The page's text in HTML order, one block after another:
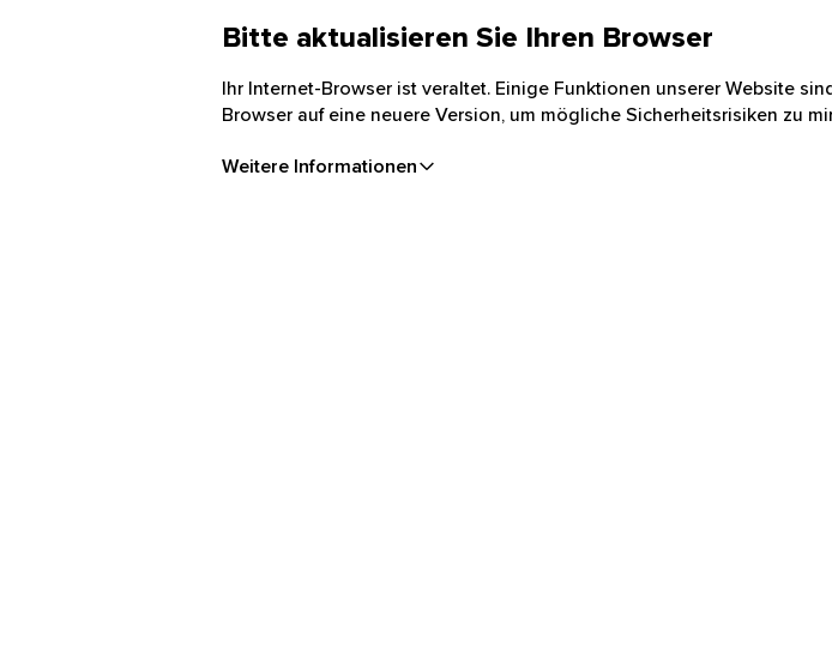
Bitte aktualisieren Sie Ihren Browser
Ihr Internet-Browser ist veraltet. Einige Funktionen unserer Website
Browser auf eine neuere Version, um mögliche Sicherheitsrisiken zu
Weitere Informationen